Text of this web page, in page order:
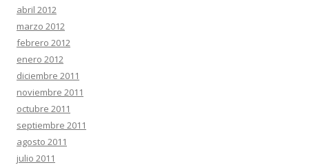
abril 2012
marzo 2012
febrero 2012
enero 2012
diciembre 2011
noviembre 2011
octubre 2011
septiembre 2011
agosto 2011
julio 2011